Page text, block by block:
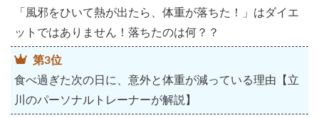
「風邪をひいて熱が出たら、体重が落ちた！」はダイエ
ットではありません！落ちたのは何？？
第3位
食べ過ぎた次の日に、意外と体重が減っている理由【立
川のパーソナルトレーナーが解説】